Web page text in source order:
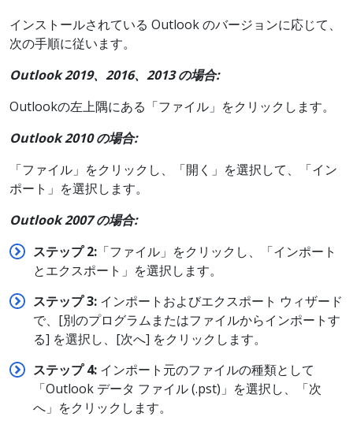
インストールされている Outlook のバージョンに応じて、
次の手順に従います。
Outlook 2019、2016、2013 の場合:
Outlookの左上隅にある「ファイル」をクリックします。
Outlook 2010 の場合:
「ファイル」をクリックし、「開く」を選択して、「イン
ポート」を選択します。
Outlook 2007 の場合:
ステップ 2: 「ファイル」をクリックし、「インポート
とエクスポート」を選択します。
ステップ 3: インポートおよびエクスポート ウィザード
で、[別のプログラムまたはファイルからインポートす
る] を選択し、[次へ] をクリックします。
ステップ 4: インポート元のファイルの種類として
「Outlook データ ファイル (.pst)」を選択し、「次
へ」をクリックします。